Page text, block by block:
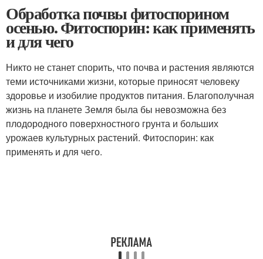
Обработка почвы фитоспорином
осенью. Фитоспорин: как применять
и для чего
Никто не станет спорить, что почва и растения являются
теми источниками жизни, которые приносят человеку
здоровье и изобилие продуктов питания. Благополучная
жизнь на планете Земля была бы невозможна без
плодородного поверхностного грунта и больших
урожаев культурных растений. Фитоспорин: как
применять и для чего.